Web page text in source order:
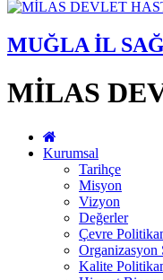
MUĞLA İL
MİLAS
Kurumsal
Tarihçe
Misyon
Vizyon
Değerler
Çevre
Organizasyon
Kalite